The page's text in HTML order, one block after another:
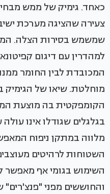
כאחד. גימיק של ממש
צעירה שהציגה מערכת
שמשמש בסירות הצלה.
למהדרין עם דיגום
המכובדת לבין החומר
מוחלטת. שיאו של הגימיק
הקומפקטית בה מוצעת
בגלגלים שגודלו אינו
מלווה במתקן ניפוח
השטוחות לרהיטים
השימוש בגומי אף מאפשר
והחוששים מפני "פנצ'רים"